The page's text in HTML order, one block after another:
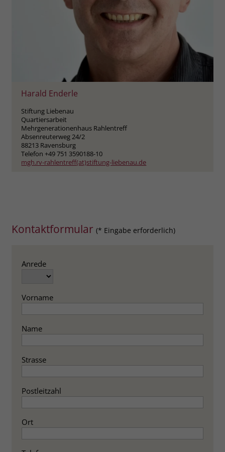
Harald Enderle
Stiftung Liebenau
Quartiersarbeit
Mehrgenerationenhaus Rahlentreff
Absenreuterweg 24/2
88213 Ravensburg
Telefon +49 751 3590188-10
mgh.rv-rahlentreff(at)stiftung-liebenau.de
Kontaktformular(* Eingabe erforderlich)
Anrede
Vorname
Name
Strasse
Postleitzahl
Ort